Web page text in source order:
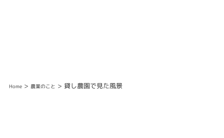
Home> 農業のこと > 貸し農園で見た風景